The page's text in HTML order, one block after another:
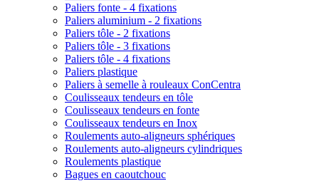
Paliers fonte - 4 fixations
Paliers aluminium - 2 fixations
Paliers tôle - 2 fixations
Paliers tôle - 3 fixations
Paliers tôle - 4 fixations
Paliers plastique
Paliers à semelle à rouleaux ConCentra
Coulisseaux tendeurs en tôle
Coulisseaux tendeurs en fonte
Coulisseaux tendeurs en Inox
Roulements auto-aligneurs sphériques
Roulements auto-aligneurs cylindriques
Roulements plastique
Bagues en caoutchouc